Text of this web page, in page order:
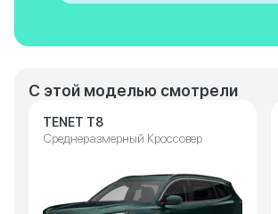
С этой моделью смотрели
TENET T8
Среднеразмерный Кроссовер